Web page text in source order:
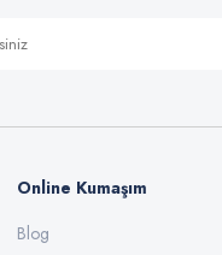
Online Kumaşım
Blog